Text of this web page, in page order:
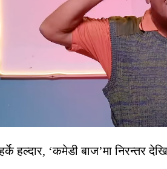
हल्दार, ‘कमेडी बाज’मा निरन्तर